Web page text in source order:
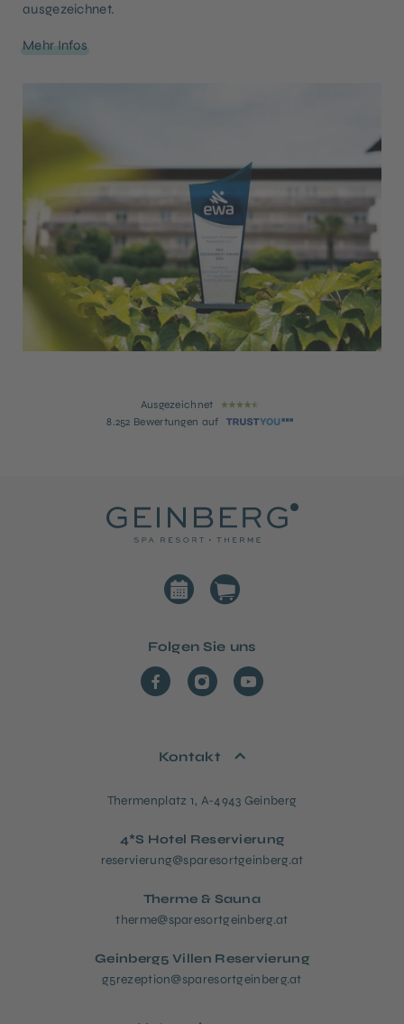
ausgezeichnet.
Mehr Infos
Ausgezeichnet
8.252 Bewertungen auf
Folgen Sie uns
Kontakt
Thermenplatz 1, A-4943 Geinberg
4*S Hotel Reservierung
reservierung@sparesortgeinberg.at
Therme & Sauna
therme@sparesortgeinberg.at
Geinberg5 Villen Reservierung
g5rezeption@sparesortgeinberg.at